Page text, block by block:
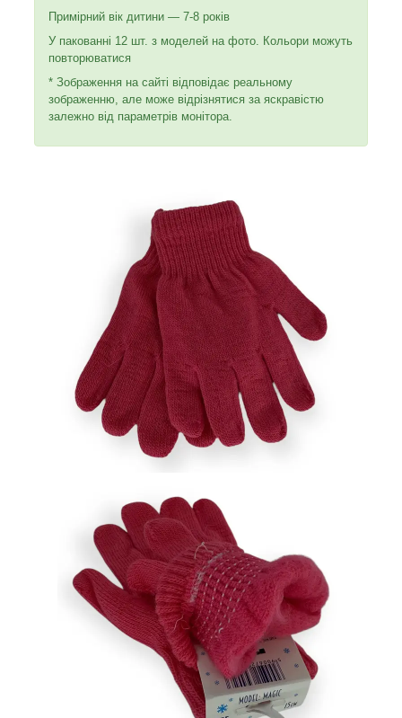
Примірний вік дитини — 7-8 років
У пакованні 12 шт. з моделей на фото. Кольори можуть
повторюватися
* Зображення на сайті відповідає реальному
зображенню, але може відрізнятися за яскравістю
залежно від параметрів монітора.